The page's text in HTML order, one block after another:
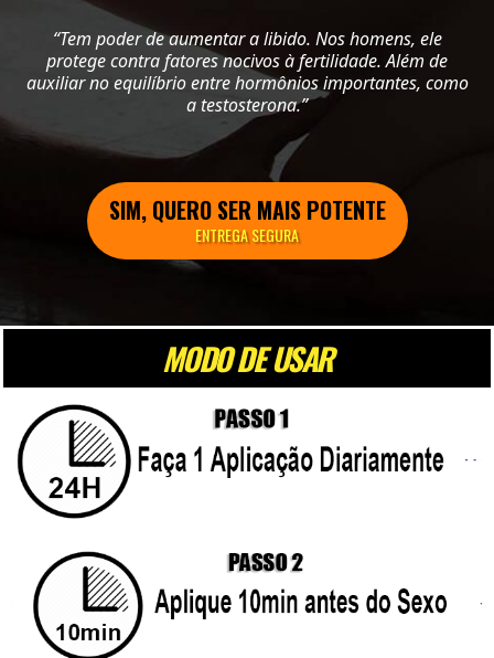
“Tem poder de aumentar a libido. Nos homens, ele
protege contra fatores nocivos à fertilidade. Além de
auxiliar no equilíbrio entre hormônios importantes, como
a testosterona.”
SIM, QUERO SER MAIS POTENTE
ENTREGA SEGURA
MODO DE USAR